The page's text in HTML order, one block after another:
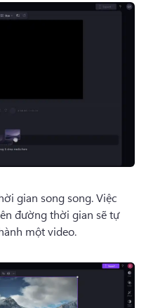
gian song song. Việc
đường thời gian sẽ tự
một video.